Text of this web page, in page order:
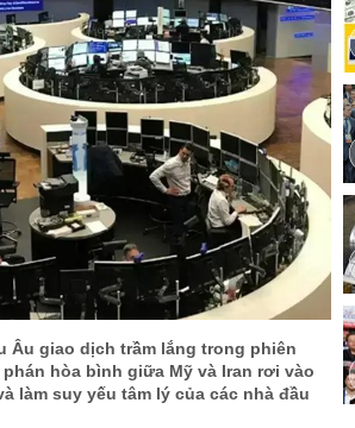
giao dịch trầm lắng trong phiên
hòa bình giữa Mỹ và Iran rơi vào
làm suy yếu tâm lý của các nhà đầu